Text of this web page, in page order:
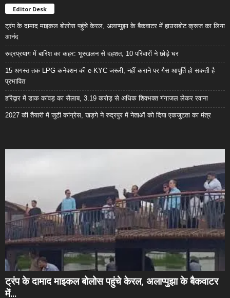
Editor Desk
ट्रंप के दामाद माइकल बोलोस पहुंचे केरल, अलाप्पुझा के बैकवाटर में हाउसबोट क्रूज का लिया
आनंद
रुद्रप्रयाग में बारिश का कहर: भूस्खलन से दहशत, 10 परिवारों ने छोड़े घर
15 अगस्त तक LPG कनेक्शन की e-KYC जरूरी, नहीं कराने पर गैस आपूर्ति हो सकती है
प्रभावित
हरिद्वार में डाक कांवड़ का सैलाब, 3.19 करोड़ से अधिक शिवभक्त गंगाजल लेकर रवाना
2027 की तैयारी में जुटी कांग्रेस, खड़गे ने रुद्रपुर में नेताओं को दिया एकजुटता का मंत्र
ट्रंप के दामाद माइकल बोलोस पहुंचे केरल, अलाप्पुझा के बैकवाटर
में...